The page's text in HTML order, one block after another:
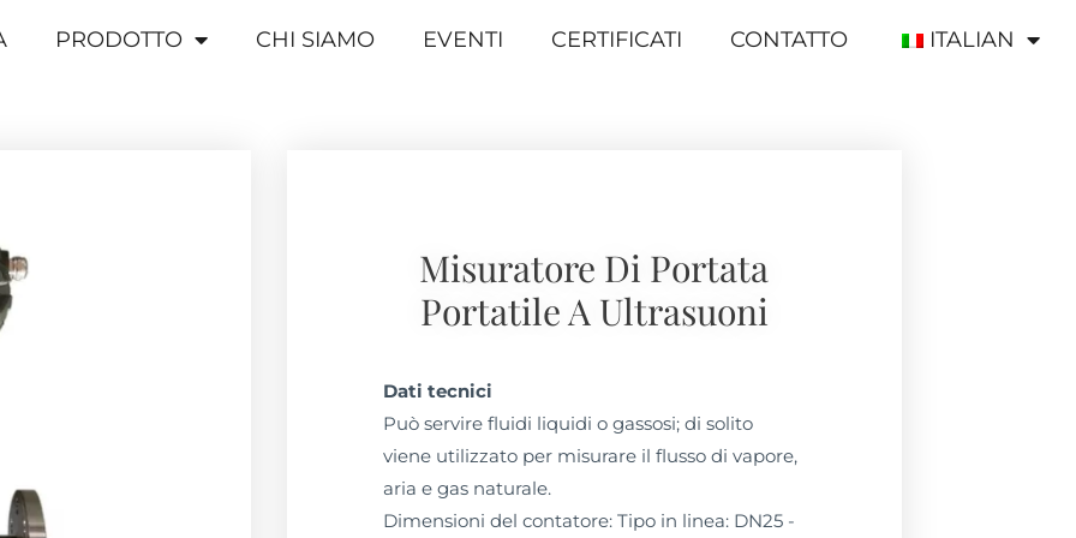
PRODOTTO CHI SIAMO EVENTI CERTIFICATI CONTATTO ITALIAN
Misuratore Di Portata
Portatile A Ultrasuoni
Dati tecnici
Può servire fluidi liquidi o gassosi; di solito
viene utilizzato per misurare il flusso di vapore,
aria e gas naturale.
Dimensioni del contatore: Tipo in linea: DN25 -